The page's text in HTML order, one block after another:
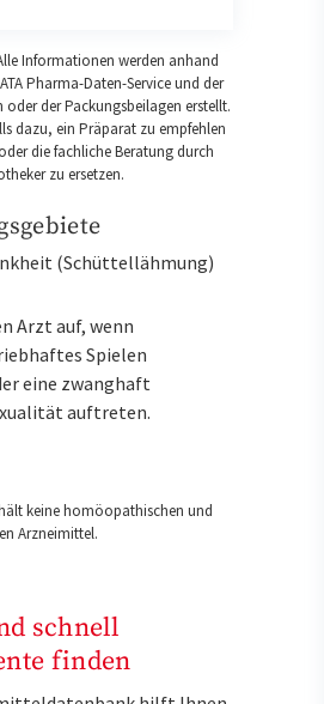
Informationen werden anhand
Pharma-Daten-Service und der
der Packungsbeilagen erstellt.
dazu, ein Präparat zu empfehlen
die fachliche Beratung durch
zu ersetzen.
(Schüttellähmung)
Arzt auf, wenn
Spielen
eine zwanghaft
auftreten.
keine homöopathischen und
Arzneimittel.
schnell
finden